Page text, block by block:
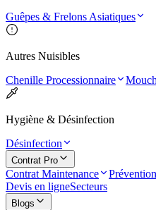
Guêpes & Frelons Asiatiques
Autres Nuisibles
Chenille Processionnaire
Hygiène & Désinfection
Désinfection
Contrat Pro
Contrat Maintenance
Devis en ligneSecteurs
Blogs